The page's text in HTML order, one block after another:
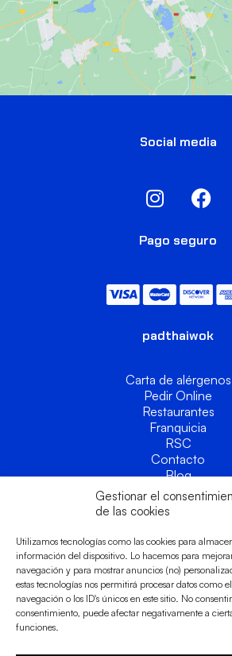
Gestionar el
de las cookies
Utilizamos tecnologías como las cookies para
información del dispositivo. Lo hacemos para
navegación y para mostrar anuncios (no)
estas tecnologías nos permitirá procesar datos como
navegación o los ID's únicos en este sitio. No
consentimiento, puede afectar negativamente a
funciones.
Social media
Pago seguro
padthaiwok
Carta de alérgenos
Pedir Online
Restaurantes
Franquicia
RSC
Contacto
Blog
Acceso a
Términos y
Política de
Política de cookies
Canal de denuncias